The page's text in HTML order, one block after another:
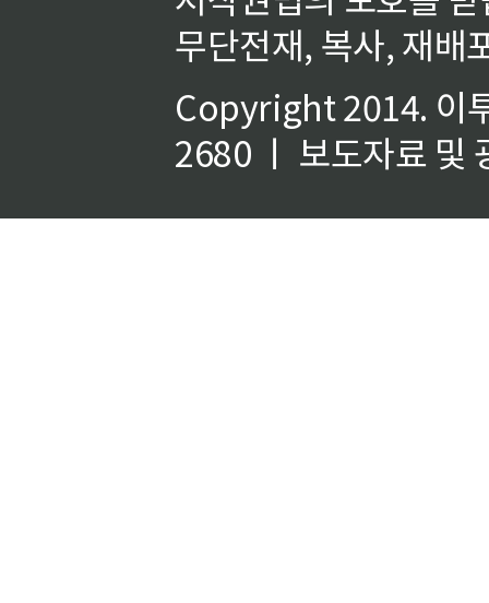
무단전재, 복사, 재배
Copyright 2014. 이
2680 ㅣ 보도자료